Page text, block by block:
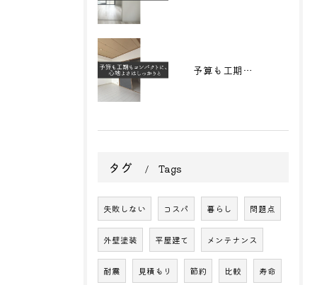
予算も工期もコンパクトに、心地よさはしっかりと
タグ Tags
失敗しない コスパ 暮らし 問題点
外壁塗装 平屋建て メンテナンス
耐震 見積もり 節約 比較 寿命